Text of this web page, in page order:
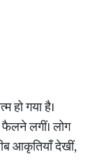
हो गया है।
लगीं। लोग
आकृतियाँ देखीं,